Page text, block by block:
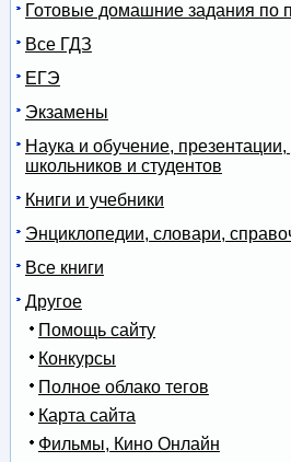
Готовые домашние задания по
Все ГДЗ
ЕГЭ
Экзамены
Наука и обучение,
школьников и студентов
Книги и учебники
Энциклопедии, словари,
Все книги
Другое
Помощь сайту
Конкурсы
Полное облако тегов
Карта сайта
Фильмы, Кино Онлайн